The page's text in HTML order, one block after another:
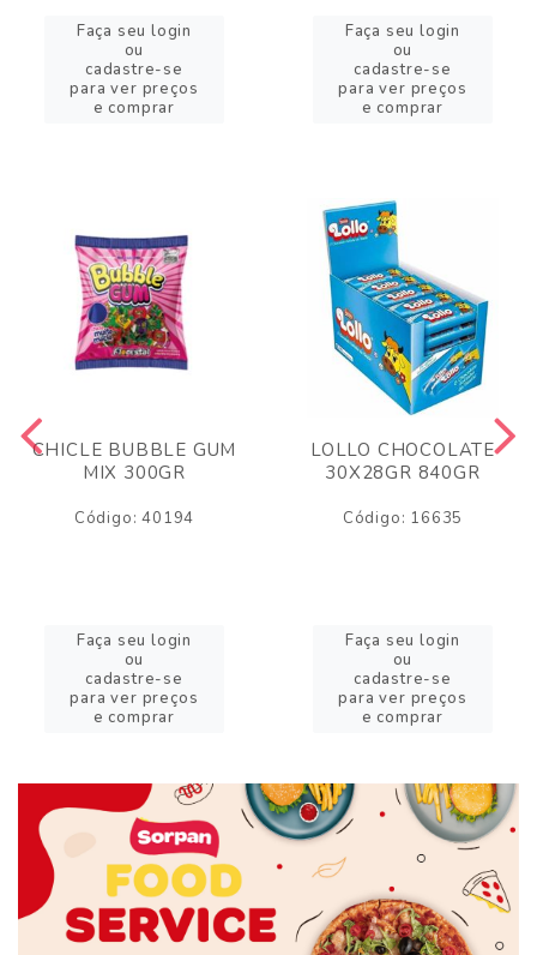
Faça seu login
ou
cadastre-se
para ver preços
e comprar
Faça seu login
ou
cadastre-se
para ver preços
e comprar
CHICLE BUBBLE GUM
MIX 300GR
Código: 40194
Faça seu login
ou
cadastre-se
para ver preços
e comprar
LOLLO CHOCOLATE
30X28GR 840GR
Código: 16635
Faça seu login
ou
cadastre-se
para ver preços
e comprar